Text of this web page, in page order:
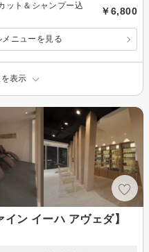
ット＆シャンプー込
￥6,800
ニューを見る
表示
ン イーハ アヴェダ】